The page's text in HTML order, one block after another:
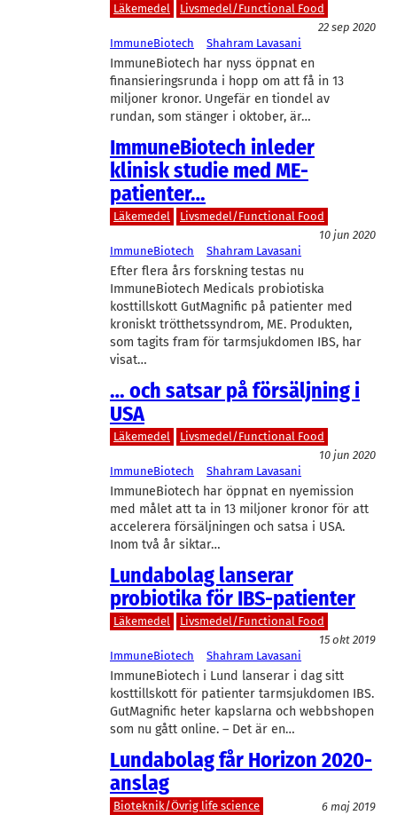
Läkemedel
Livsmedel/Functional Food
22 sep 2020
ImmuneBiotech
Shahram Lavasani
ImmuneBiotech har nyss öppnat en
finansieringsrunda i hopp om att få in 13
miljoner kronor. Ungefär en tiondel av
rundan, som stänger i oktober, är…
ImmuneBiotech inleder
klinisk studie med ME-
patienter…
Läkemedel
Livsmedel/Functional Food
10 jun 2020
ImmuneBiotech
Shahram Lavasani
Efter flera års forskning testas nu
ImmuneBiotech Medicals probiotiska
kosttillskott GutMagnific på patienter med
kroniskt trötthetssyndrom, ME. Produkten,
som tagits fram för tarmsjukdomen IBS, har
visat…
… och satsar på försäljning i
USA
Läkemedel
Livsmedel/Functional Food
10 jun 2020
ImmuneBiotech
Shahram Lavasani
ImmuneBiotech har öppnat en nyemission
med målet att ta in 13 miljoner kronor för att
accelerera försäljningen och satsa i USA.
Inom två år siktar…
Lundabolag lanserar
probiotika för IBS-patienter
Läkemedel
Livsmedel/Functional Food
15 okt 2019
ImmuneBiotech
Shahram Lavasani
ImmuneBiotech i Lund lanserar i dag sitt
kosttillskott för patienter tarmsjukdomen IBS.
GutMagnific heter kapslarna och webbshopen
som nu gått online. – Det är en…
Lundabolag får Horizon 2020-
anslag
Bioteknik/Övrig life science
6 maj 2019